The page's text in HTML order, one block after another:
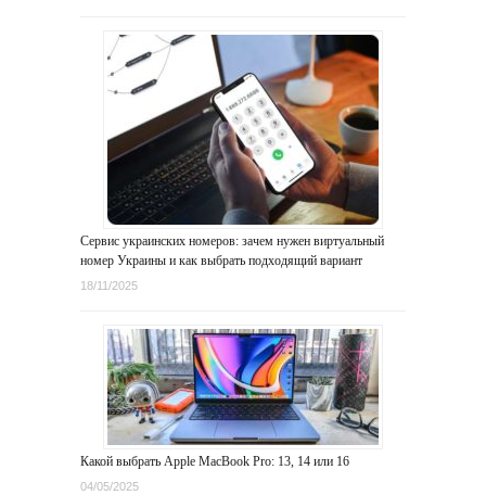
Сервис украинских номеров: зачем нужен виртуальный
номер Украины и как выбрать подходящий вариант
18/11/2025
Какой выбрать Apple MacBook Pro: 13, 14 или 16
04/05/2025